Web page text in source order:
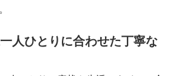
人ひとりに合わせた丁寧な